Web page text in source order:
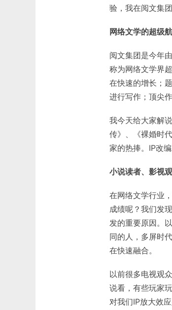
验，我在阅文集
网络文学的超级
阅文集团是今年
称为网络文学界
在快速的增长；
进行写作；顶尖
我今天给大家解
传》、《裸婚时
家的热捧。IP改
小说读者、影视
在网络文学行业
成绩呢？我们发
发的重要原因。
同的人，多屏时
在快速融合。
以前很多电视观
说看，有些玩家
对我们IP放大效